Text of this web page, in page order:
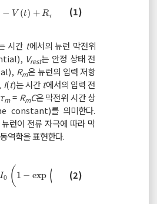
− V (t) + Rm )
Vrest-V t+Rm (1)
시간 t에서의 뉴런 막전위
Vrest는 안정 상태 전
Rm은 뉴런의 입력 저항
I(t)는 시간 t에서의 입력 전
τm= RmC은 막전위 시간 상
constant)를 의미한다.
런이 전류 자극에 따라 막
역학을 표현한다.
I0 ( 1 − exp ( ))
t+RI01 -exp- (2)